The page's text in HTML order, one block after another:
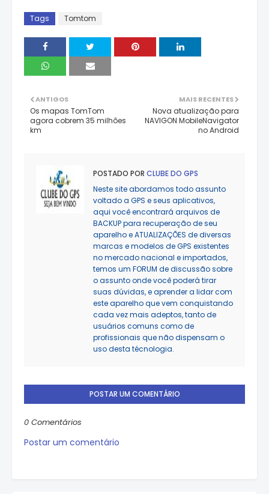
Tags Tomtom
MAIS RECENTES
Nova atualização para
NAVIGON MobileNavigator
no Android
ANTIGOS
Os mapas TomTom
agora cobrem 35 milhões
km
POSTADO POR CLUBE DO GPS
Neste site abordamos todo assunto
voltado a GPS e seus aplicativos,
aqui você encontrará arquivos de
BACKUP para recuperação de seu
aparelho e ATUALIZAÇÕES de diversas
marcas e modelos de GPS existentes
no mercado nacional e importados,
temos um FORUM de discussão sobre
o assunto onde você poderá tirar
suas dúvidas, e aprender a lidar com
este aparelho que vem conquistando
cada vez mais adeptos, tanto de
usuários comuns como de
profissionais que não dispensam o
uso desta técnologia.
POSTAR UM COMENTÁRIO
0 Comentários
Postar um comentário